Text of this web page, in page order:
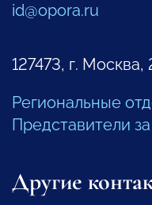
id@opora.ru
127473, г.
Региональные
Представители
Другие